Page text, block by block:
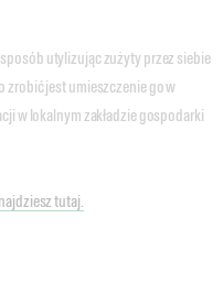
utylizując zużyty przez siebie
jest umieszczenie go w
w lokalnym zakładzie gospodarki
tutaj.